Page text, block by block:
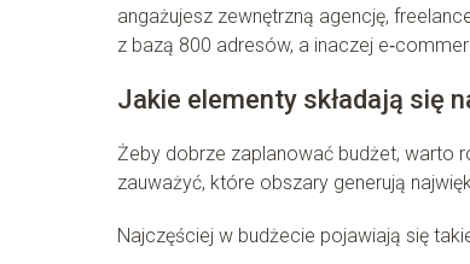
angażujesz zewnętrzną agencję,
z bazą 800 adresów, a inaczej
Jakie elementy składają się
Żeby dobrze zaplanować budżet, warto
zauważyć, które obszary generują
Najczęściej w budżecie pojawiają się